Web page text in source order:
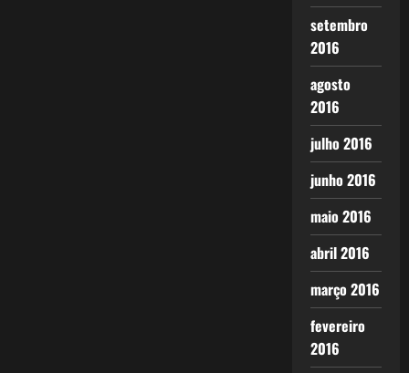
setembro
2016
agosto
2016
julho 2016
junho 2016
maio 2016
abril 2016
março 2016
fevereiro
2016